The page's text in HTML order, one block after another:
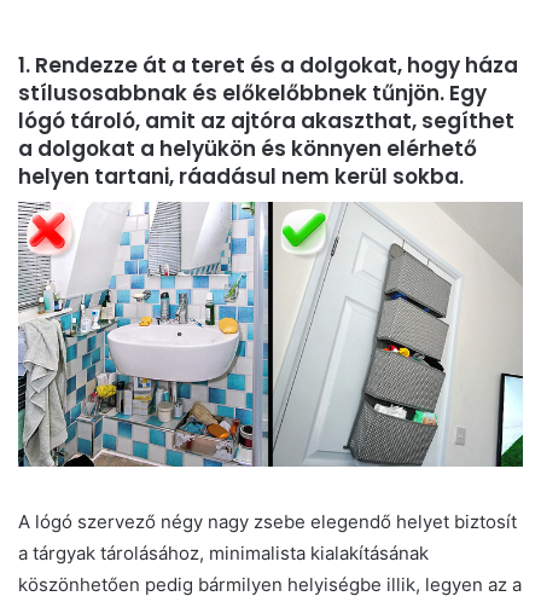
1. Rendezze át a teret és a dolgokat, hogy háza
stílusosabbnak és előkelőbbnek tűnjön. Egy
lógó tároló, amit az ajtóra akaszthat, segíthet
a dolgokat a helyükön és könnyen elérhető
helyen tartani, ráadásul nem kerül sokba.
A lógó szervező négy nagy zsebe elegendő helyet biztosít
a tárgyak tárolásához, minimalista kialakításának
köszönhetően pedig bármilyen helyiségbe illik, legyen az a